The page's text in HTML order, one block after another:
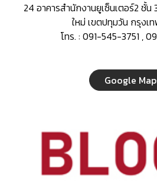
24 อาคารสำนักงานยูเซ็นเตอร์2 ชั้
ใหม่ เขตปทุมวัน กรุงเ
โทร. : 091-545-3751 ,
Google